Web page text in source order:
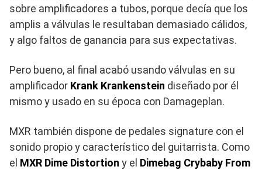
sobre amplificadores a tubos, porque decía que los
amplis a válvulas le resultaban demasiado cálidos,
y algo faltos de ganancia para sus expectativas.
Pero bueno, al final acabó usando válvulas en su
amplificador Krank Krankenstein diseñado por él
mismo y usado en su época con Damageplan.
MXR también dispone de pedales signature con el
sonido propio y característico del guitarrista. Como
el MXR Dime Distortion y el Dimebag Crybaby From